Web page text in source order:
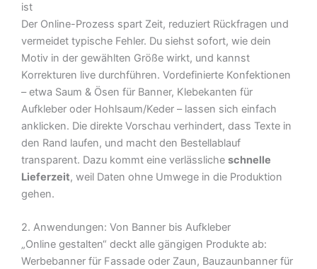
ist
Der Online-Prozess spart Zeit, reduziert Rückfragen und
vermeidet typische Fehler. Du siehst sofort, wie dein
Motiv in der gewählten Größe wirkt, und kannst
Korrekturen live durchführen. Vordefinierte Konfektionen
– etwa Saum & Ösen für Banner, Klebekanten für
Aufkleber oder Hohlsaum/Keder – lassen sich einfach
anklicken. Die direkte Vorschau verhindert, dass Texte in
den Rand laufen, und macht den Bestellablauf
transparent. Dazu kommt eine verlässliche schnelle
Lieferzeit, weil Daten ohne Umwege in die Produktion
gehen.
2. Anwendungen: Von Banner bis Aufkleber
„Online gestalten“ deckt alle gängigen Produkte ab:
Werbebanner für Fassade oder Zaun, Bauzaunbanner für